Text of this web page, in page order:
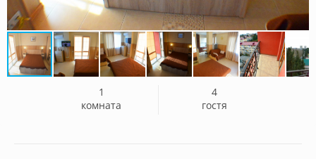
1
комната
4
гостя